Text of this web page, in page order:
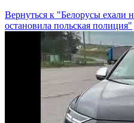
Вернуться к "Белорусы ехали
остановила польская полиция"